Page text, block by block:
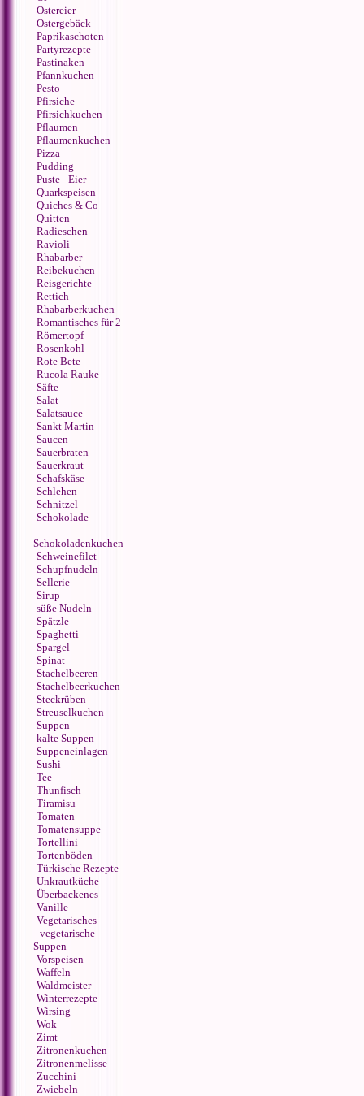
-Ostereier
-Ostergebäck
-Paprikaschoten
-Partyrezepte
-Pastinaken
-Pfannkuchen
-Pesto
-Pfirsiche
-Pfirsichkuchen
-Pflaumen
-Pflaumenkuchen
-Pizza
-Pudding
-Puste - Eier
-Quarkspeisen
-Quiches & Co
-Quitten
-Radieschen
-Ravioli
-Rhabarber
-Reibekuchen
-Reisgerichte
-Rettich
-Rhabarberkuchen
-Romantisches für 2
-Römertopf
-Rosenkohl
-Rote Bete
-Rucola Rauke
-Säfte
-Salat
-Salatsauce
-Sankt Martin
-Saucen
-Sauerbraten
-Sauerkraut
-Schafskäse
-Schlehen
-Schnitzel
-Schokolade
-
Schokoladenkuchen
-Schweinefilet
-Schupfnudeln
-Sellerie
-Sirup
-süße Nudeln
-Spätzle
-Spaghetti
-Spargel
-Spinat
-Stachelbeeren
-Stachelbeerkuchen
-Steckrüben
-Streuselkuchen
-Suppen
-kalte Suppen
-Suppeneinlagen
-Sushi
-Tee
-Thunfisch
-Tiramisu
-Tomaten
-Tomatensuppe
-Tortellini
-Tortenböden
-Türkische Rezepte
-Unkrautküche
-Überbackenes
-Vanille
-Vegetarisches
--vegetarische
Suppen
-Vorspeisen
-Waffeln
-Waldmeister
-Winterrezepte
-Wirsing
-Wok
-Zimt
-Zitronenkuchen
-Zitronenmelisse
-Zucchini
-Zwiebeln